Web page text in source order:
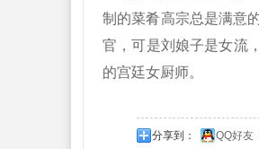
制的菜肴高宗总是满意
官，可是刘娘子是女流
的宫廷女厨师。
分享到： QQ好友